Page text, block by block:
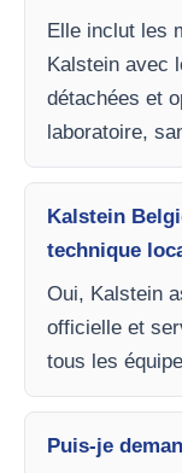
Elle inclut les
Kalstein avec
détachées et
laboratoire,
Kalstein
technique
Oui, Kalstein
officielle et
tous les
Puis-je